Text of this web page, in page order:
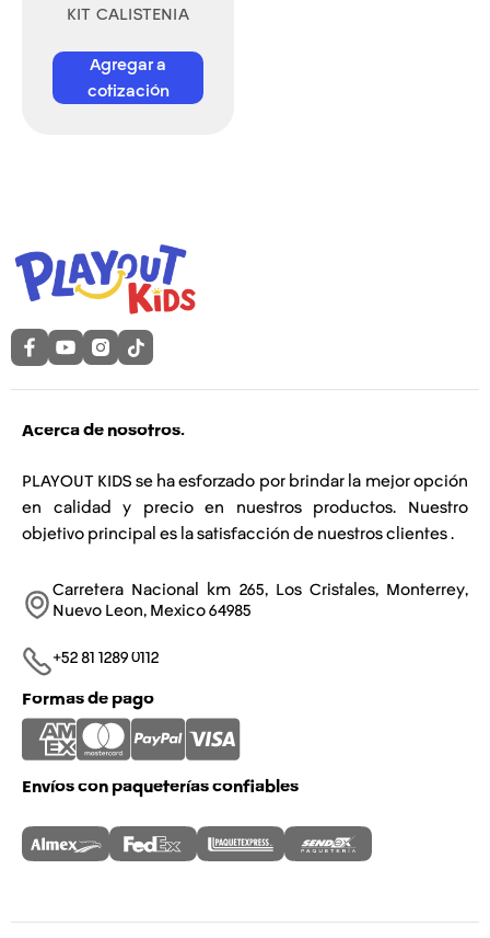
KIT CALISTENIA
Agregar a
cotización
Acerca de nosotros.
PLAYOUT KIDS se ha esforzado por brindar la mejor opción
en calidad y precio en nuestros productos. Nuestro
objetivo principal es la satisfacción de nuestros clientes .
Carretera Nacional km 265, Los Cristales, Monterrey,
Nuevo Leon, Mexico 64985
+52 81 1289 0112​
Formas de pago
Envíos con paqueterías confiables